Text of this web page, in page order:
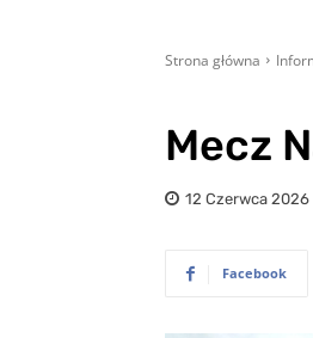
Strona główna
Mecz
12 Czerwca 2026
Facebook